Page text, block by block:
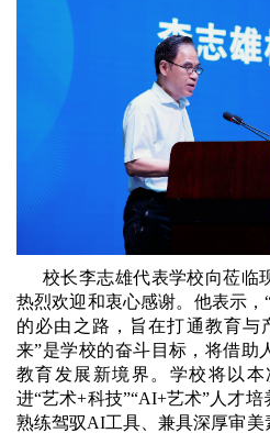
校长李志雄代表学校向莅临
热烈欢迎和衷心感谢。他表示，
的必由之路，旨在打通教育与
来”是学校的奋斗目标，将借助
教育发展新境界。学校将以
进“艺术+科技”“AI+艺术”人才
熟练驾驭AI工具、兼具深厚审